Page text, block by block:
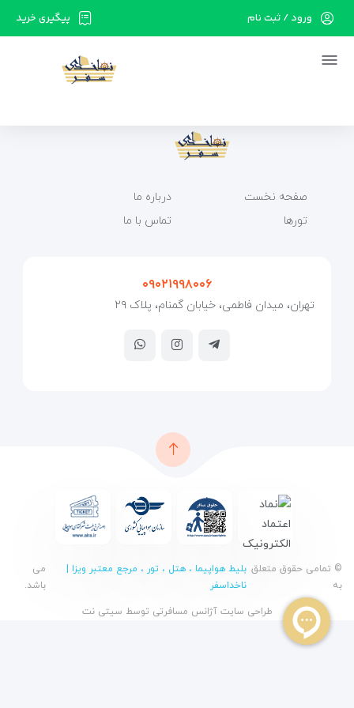
در حال حاضر ارتباط با سرور قطع می باشد لطفا
پیگیری خرید ورود / ثبت نام
صفحه نخست
تورها
درباره ما
تماس با ما
۰۹۰۲۱۹۹۸۰۰۶
تهران، میدان فاطمی، خیابان گمنام، پلاک ۲۹
© تمامی حقوق متعلق
به
بلیط هواپیما ، هتل ، تور ، مرجع معتبر ویزا |
ناخداسفر
می
باشد.
طراحی سایت آژانس مسافرتی توسط سیتی نت